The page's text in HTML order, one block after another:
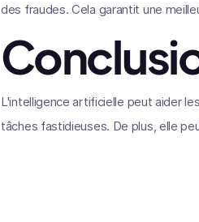
des fraudes. Cela garantit une
L'intelligence artificielle peut aider
tâches fastidieuses. De plus, elle